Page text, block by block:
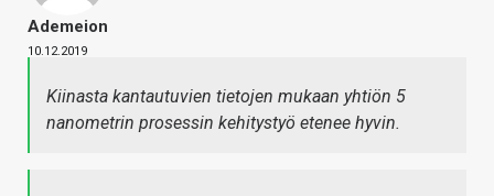
Ademeion
10.12.2019
Kiinasta kantautuvien tietojen mukaan yhtiön 5
nanometrin prosessin kehitystyö etenee hyvin.